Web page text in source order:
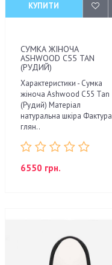
КУПИТИ
СУМКА ЖІНОЧА
ASHWOOD C55 TAN
(РУДИЙ)
Характеристики - Сумка
жіноча Ashwood C55 Tan
(Рудий) Матеріал
натуральна шкіра Фактура
глян..
6550 грн.